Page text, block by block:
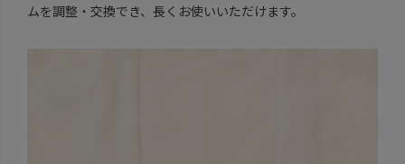
ムを調整・交換でき、長くお使いいただけます。